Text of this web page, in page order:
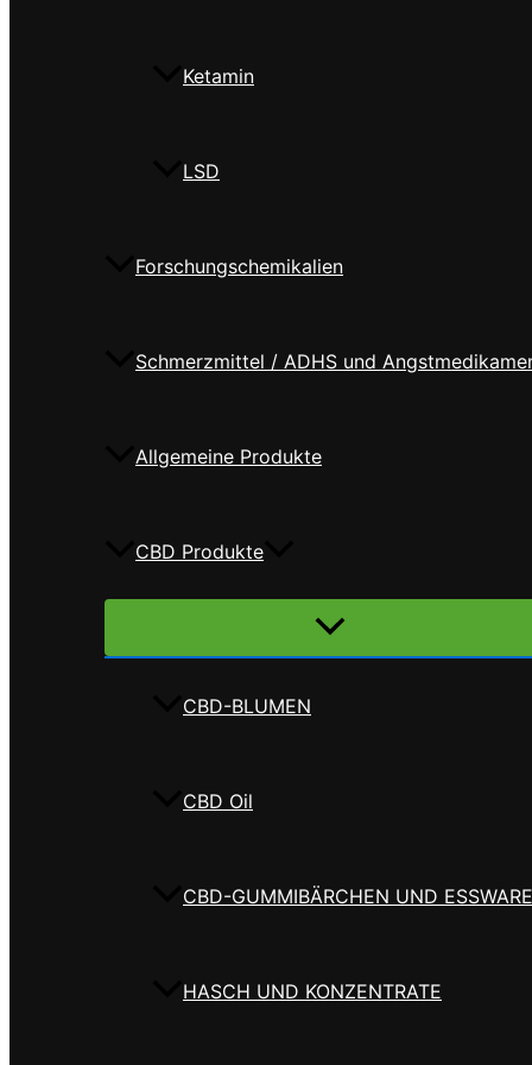
Ketamin
LSD
Forschungschemikalien
Schmerzmittel / ADHS und
Allgemeine Produkte
CBD Produkte
Menü
CBD-BLUMEN
CBD Oil
CBD-GUMMIBÄRCHEN UND
HASCH UND KONZENTRATE